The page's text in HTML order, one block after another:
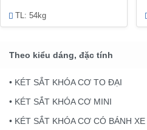
TL: 54kg
Theo kiểu dáng, đặc tính
• KÉT SẮT KHÓA CƠ TO ĐẠI
• KÉT SẮT KHÓA CƠ MINI
• KÉT SẮT KHÓA CƠ CÓ BÁNH XE